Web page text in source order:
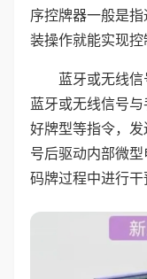
序控牌器一般是
装操作就能实现控
蓝牙或无线
蓝牙或无线信号
好牌型等指令，
号后驱动内部微型
码牌过程中进行干